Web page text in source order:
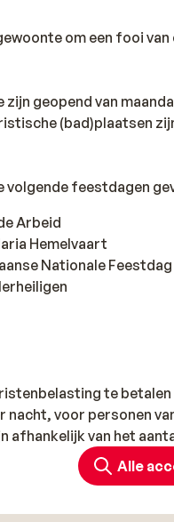
om een fooi
zijn geopend van
(bad)plaatsen
volgende feestdagen
Arbeid
Hemelvaart
Nationale Feestdag
te betalen
nacht, voor personen
afhankelijk van het
Alle